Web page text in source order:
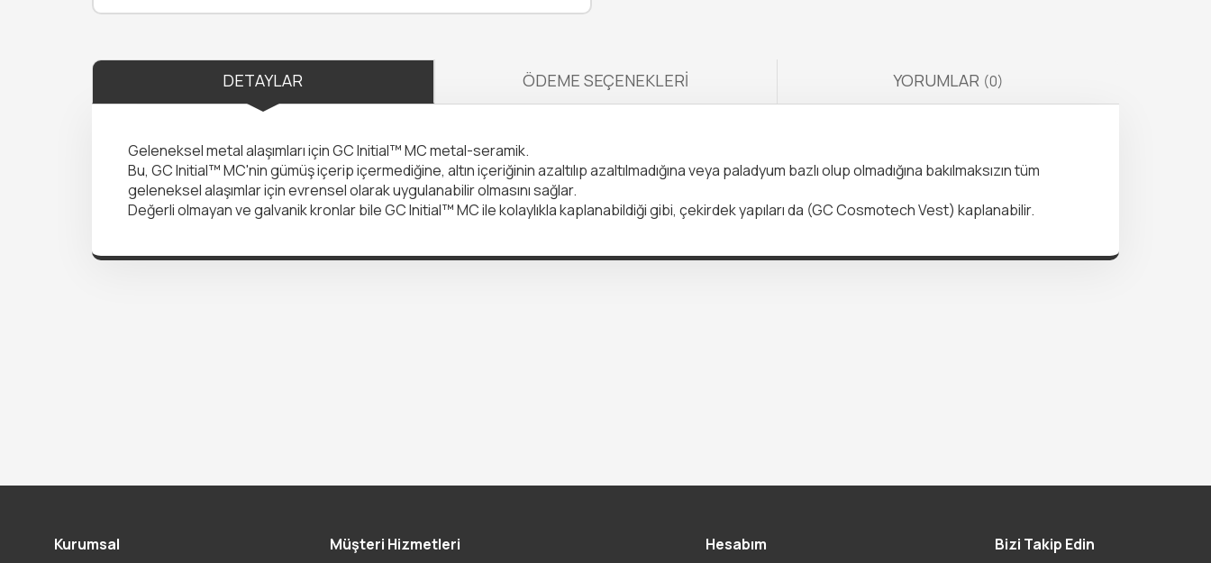
DETAYLAR ÖDEME SEÇENEKLERI YORUMLAR (0)
Geleneksel metal alaşımları için GC Initial™ MC metal-seramik.
Bu, GC Initial™ MC'nin gümüş içerip içermediğine, altın içeriğinin azaltılıp azaltılmadığına veya paladyum bazlı olup olmadığına bakılmaksızın tüm
geleneksel alaşımlar için evrensel olarak uygulanabilir olmasını sağlar.
Değerli olmayan ve galvanik kronlar bile GC Initial™ MC ile kolaylıkla kaplanabildiği gibi, çekirdek yapıları da (GC Cosmotech Vest) kaplanabilir.
Kurumsal Müşteri Hizmetleri Hesabım Bizi Takip Edin